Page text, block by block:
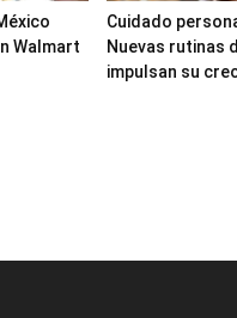
Walmart
Cuidado
Nuevas rutinas
impulsan su